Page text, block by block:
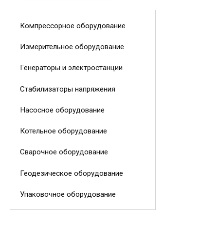
Компрессорное оборудование
Измерительное оборудование
Генераторы и электростанции
Стабилизаторы напряжения
Насосное оборудование
Котельное оборудование
Сварочное оборудование
Геодезическое оборудование
Упаковочное оборудование